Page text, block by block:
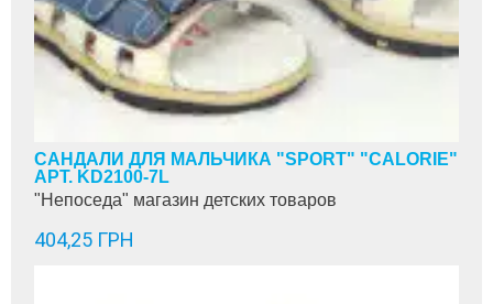
САНДАЛИ ДЛЯ МАЛЬЧИКА "SPORT" "CALORIE"
АРТ. KD2100-7L
"Непоседа" магазин детских товаров
404,25 ГРН